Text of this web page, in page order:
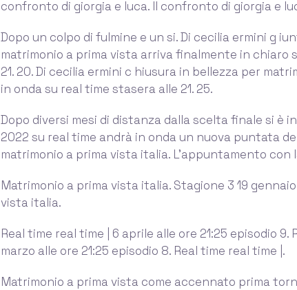
confronto di giorgia e luca. Il confronto di giorgia e
Dopo un colpo di fulmine e un si. Di cecilia ermini g
matrimonio a prima vista arriva finalmente in chiaro
21. 20. Di cecilia ermini c hiusura in bellezza per
in onda su real time stasera alle 21. 25.
Dopo diversi mesi di distanza dalla scelta finale si è
2022 su real time andrà in onda un nuova puntata
matrimonio a prima vista italia. L’appuntamento
Matrimonio a prima vista italia. Stagione 3 19
vista italia.
Real time real time | 6 aprile alle ore 21:25 episodio 9.
marzo alle ore 21:25 episodio 8. Real time real time |.
Matrimonio a prima vista come accennato prima